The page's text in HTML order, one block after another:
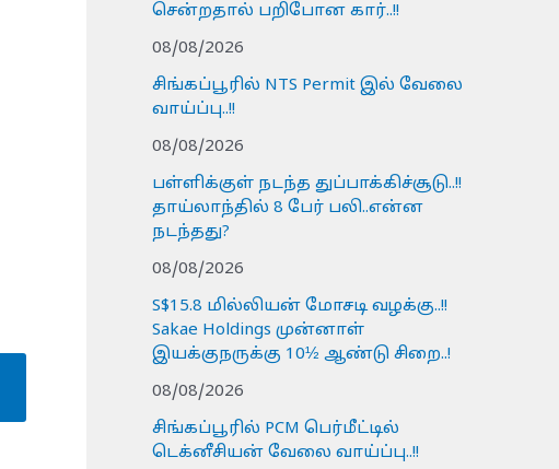
சென்றதால் பறிபோன கார்..!!
08/08/2026
சிங்கப்பூரில் NTS Permit இல் வேலை
வாய்ப்பு..!!
08/08/2026
பள்ளிக்குள் நடந்த துப்பாக்கிச்சூடு..!!
தாய்லாந்தில் 8 பேர் பலி..என்ன
நடந்தது?
08/08/2026
S$15.8 மில்லியன் மோசடி வழக்கு..!!
Sakae Holdings முன்னாள்
இயக்குநருக்கு 10½ ஆண்டு சிறை..!
08/08/2026
சிங்கப்பூரில் PCM பெர்மீட்டில்
டெக்னீசியன் வேலை வாய்ப்பு..!!